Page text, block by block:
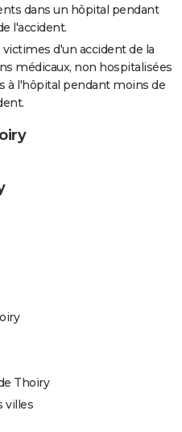
dans un hôpital pendant
l'accident.
d'un accident de la
médicaux, non hospitalisées
à l'hôpital pendant moins de
Thoiry
villes